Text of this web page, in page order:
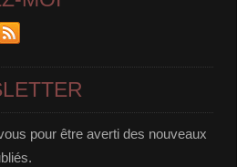
pour être averti des nouveaux